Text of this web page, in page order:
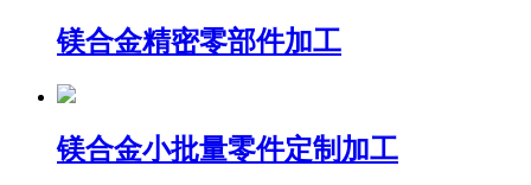
镁合金精密零部件加工
镁合金小批量零件定制加工